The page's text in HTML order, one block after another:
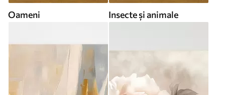
Oameni Insecte și animale